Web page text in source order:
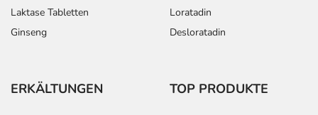
Laktase Tabletten
Ginseng
Loratadin
Desloratadin
ERKÄLTUNGEN TOP PRODUKTE